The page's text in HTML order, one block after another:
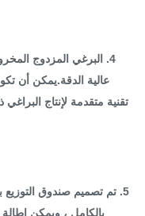
4. البرغي المزدوج
عالية الدقة.يمكن أن تكون
متقدمة لإنتاج البراغي
تم تصميم صندوق التوزيع
بالكامل ، ويمكن إطالة